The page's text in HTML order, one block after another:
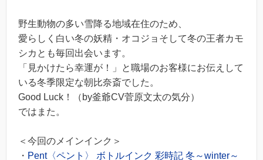
野生動物の多い雪降る地域在住のため、
愛らしく白い冬の妖精・オコジョそして冬の王者カモ
シカとも毎回出会います。
「見かけたら幸運が！」と職場のお客様にお伝えして
いる冬季限定な朝比奈斎でした。
Good Luck！（by釜爺CV菅原文太の気分）
ではまた。
＜今回のメインインク＞
・ Pent〈ペント〉 ボトルインク 彩時記 冬～winter～